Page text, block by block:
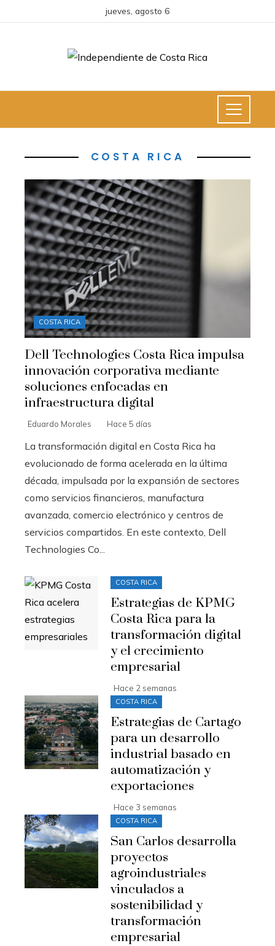
jueves, agosto 6
COSTA RICA
COSTA RICA
Dell Technologies Costa Rica impulsa
innovación corporativa mediante
soluciones enfocadas en
infraestructura digital
Eduardo Morales Hace 5 días
La transformación digital en Costa Rica ha
evolucionado de forma acelerada en la última
década, impulsada por la expansión de sectores
como servicios financieros, manufactura
avanzada, comercio electrónico y centros de
servicios compartidos. En este contexto, Dell
Technologies Co...
COSTA RICA
Estrategias de KPMG
Costa Rica para la
transformación digital
y el crecimiento
empresarial
Hace 2 semanas
COSTA RICA
Estrategias de Cartago
para un desarrollo
industrial basado en
automatización y
exportaciones
Hace 3 semanas
COSTA RICA
San Carlos desarrolla
proyectos
agroindustriales
vinculados a
sostenibilidad y
transformación
empresarial